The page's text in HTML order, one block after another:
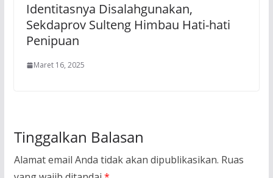
Identitasnya Disalahgunakan,
Sekdaprov Sulteng Himbau Hati-hati
Penipuan
Maret 16, 2025
Tinggalkan Balasan
Alamat email Anda tidak akan dipublikasikan. Ruas